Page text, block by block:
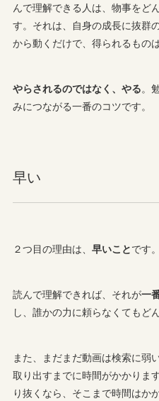
んで理解できる人は、物事をど
す。それは、自身の成長に抜群
から動くだけで、得られるもの
やらされるのではなく、やる。
みにつながる一番のコツです。
早い
２つ目の理由は、早いことです。
読んで理解できれば、それが一
し、誰かの力に頼らなくてもど
また、まだまだ動画は検索に弱
取り出すまでに時間がかかりま
り抜くなら、そこまで時間はか